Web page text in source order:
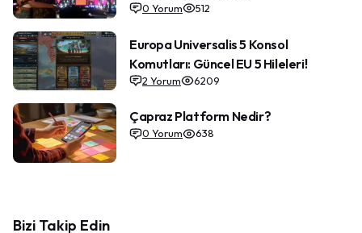
0 Yorum 512
Europa Universalis 5 Konsol
Komutları: Güncel EU 5 Hileleri!
2 Yorum 6209
Çapraz Platform Nedir?
0 Yorum 638
Bizi Takip Edin